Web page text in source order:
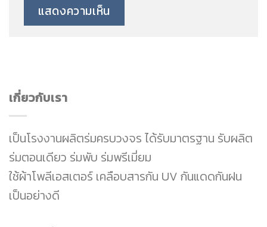
เกี่ยวกับเรา
เป็นโรงงานผลิตร่มครบวงจร ได้รับมาตรฐาน รับผลิต
ร่มตอนเดียว ร่มพับ ร่มพรีเมี่ยม
ใช้ผ้าโพลีเอสเตอร์ เคลือบสารกัน UV กันแดดกันฝน
เป็นอย่างดี